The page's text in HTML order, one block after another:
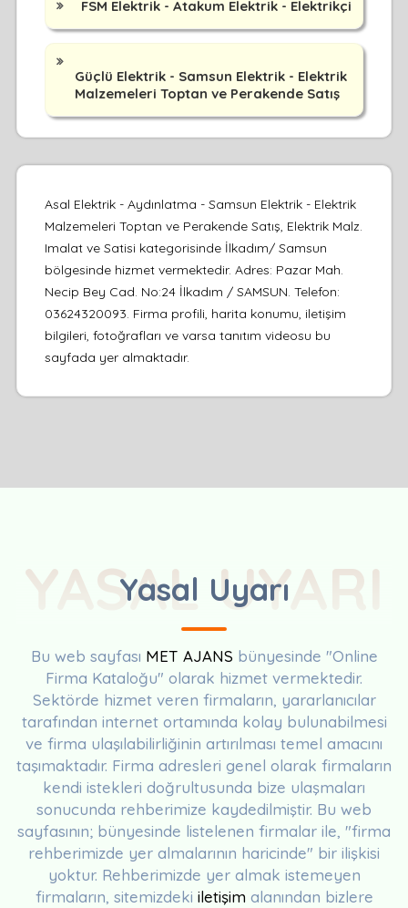
FSM Elektrik - Atakum Elektrik - Elektrikçi
Güçlü Elektrik - Samsun Elektrik - Elektrik
Malzemeleri Toptan ve Perakende Satış
Asal Elektrik - Aydınlatma - Samsun Elektrik - Elektrik
Malzemeleri Toptan ve Perakende Satış, Elektrik Malz.
Imalat ve Satisi kategorisinde İlkadım/ Samsun
bölgesinde hizmet vermektedir. Adres: Pazar Mah.
Necip Bey Cad. No:24 İlkadım / SAMSUN. Telefon:
03624320093. Firma profili, harita konumu, iletişim
bilgileri, fotoğrafları ve varsa tanıtım videosu bu
sayfada yer almaktadır.
Yasal Uyarı
YASAL UYARI
Bu web sayfası MET AJANS bünyesinde "Online
Firma Kataloğu" olarak hizmet vermektedir.
Sektörde hizmet veren firmaların, yararlanıcılar
tarafından internet ortamında kolay bulunabilmesi
ve firma ulaşılabilirliğinin artırılması temel amacını
taşımaktadır. Firma adresleri genel olarak firmaların
kendi istekleri doğrultusunda bize ulaşmaları
sonucunda rehberimize kaydedilmiştir. Bu web
sayfasının; bünyesinde listelenen firmalar ile, "firma
rehberimizde yer almalarının haricinde" bir ilişkisi
yoktur. Rehberimizde yer almak istemeyen
firmaların, sitemizdeki iletişim alanından bizlere